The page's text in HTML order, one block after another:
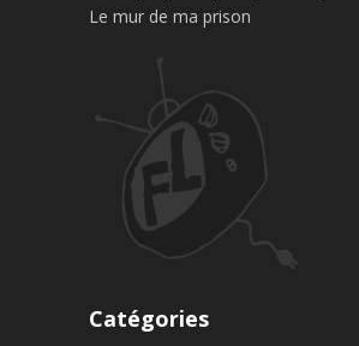
Le mur de ma prison
Catégories